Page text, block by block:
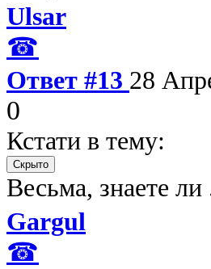
Ulsar
☎
Ответ #13 28
0
Кстати в тему:
Весьма, знаете
Gargul
☎